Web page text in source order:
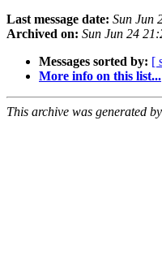
Last message date: Sun Jun
Archived on: Sun Jun 24
Messages sorted by: [
More info on this list...
This archive was generated